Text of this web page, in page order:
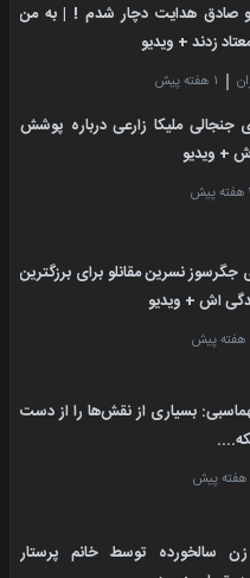
و صادق هدایت دچار شدم ! | به من
زدند + ویدیو
۱ هفته پیش
ملیکا زارعی درباره پوشش
+ ویدیو
نسرین مقانلو برای برزگترین
اش + ویدیو
بسیاری از نقش‌ها را از دست
2 زن سالخورده توسط خانم پرستار